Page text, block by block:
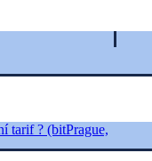
tarif ? (bitPrague,